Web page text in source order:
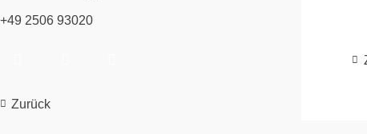
+49 2506 93020
Zurück